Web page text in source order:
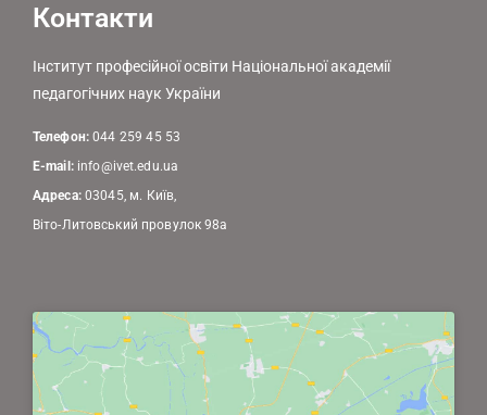
Контакти
Інститут професійної освіти Національної академії
педагогічних наук України
Телефон:044 259 45 53
E-mail: info@ivet.edu.ua
Адреса:03045, м. Київ,
Віто-Литовський провулок 98а